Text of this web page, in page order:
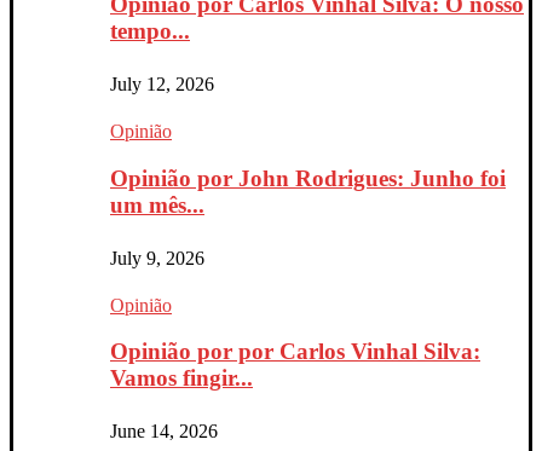
tempo...
July 12, 2026
Opinião
Opinião por John Rodrigues: Junho foi
um mês...
July 9, 2026
Opinião
Opinião por por Carlos Vinhal Silva:
Vamos fingir...
June 14, 2026